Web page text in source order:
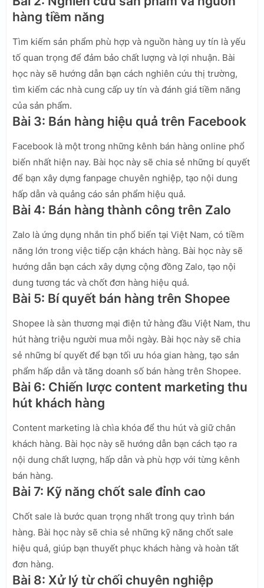
hàng tiềm năng
Tìm kiếm sản phẩm phù hợp và nguồn hàng uy tín là yếu
tố quan trọng để đảm bảo chất lượng và lợi nhuận. Bài
học này sẽ hướng dẫn bạn cách nghiên cứu thị trường,
tìm kiếm các nhà cung cấp uy tín và đánh giá tiềm năng
của sản phẩm.
Bài 3: Bán hàng hiệu quả trên Facebook
Facebook là một trong những kênh bán hàng online phổ
biến nhất hiện nay. Bài học này sẽ chia sẻ những bí quyết
để bạn xây dựng fanpage chuyên nghiệp, tạo nội dung
hấp dẫn và quảng cáo sản phẩm hiệu quả.
Bài 4: Bán hàng thành công trên Zalo
Zalo là ứng dụng nhắn tin phổ biến tại Việt Nam, có tiềm
năng lớn trong việc tiếp cận khách hàng. Bài học này sẽ
hướng dẫn bạn cách xây dựng cộng đồng Zalo, tạo nội
dung tương tác và chốt đơn hàng hiệu quả.
Bài 5: Bí quyết bán hàng trên Shopee
Shopee là sàn thương mại điện tử hàng đầu Việt Nam, thu
hút hàng triệu người mua mỗi ngày. Bài học này sẽ chia
sẻ những bí quyết để bạn tối ưu hóa gian hàng, tạo sản
phẩm hấp dẫn và tăng doanh số bán hàng trên Shopee.
Bài 6: Chiến lược content marketing thu
hút khách hàng
Content marketing là chìa khóa để thu hút và giữ chân
khách hàng. Bài học này sẽ hướng dẫn bạn cách tạo ra
nội dung chất lượng, hấp dẫn và phù hợp với từng kênh
bán hàng.
Bài 7: Kỹ năng chốt sale đỉnh cao
Chốt sale là bước quan trọng nhất trong quy trình bán
hàng. Bài học này sẽ chia sẻ những kỹ năng chốt sale
hiệu quả, giúp bạn thuyết phục khách hàng và hoàn tất
đơn hàng.
Bài 8: Xử lý từ chối chuyên nghiệp